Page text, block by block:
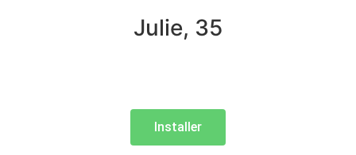
Julie, 35
Installer